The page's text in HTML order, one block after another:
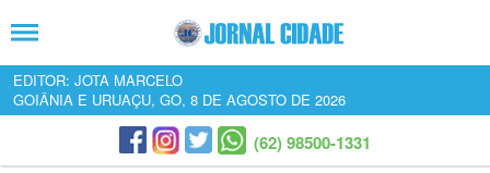
EDITOR: JOTA MARCELO
GOIÂNIA E URUAÇU, GO, 8 DE AGOSTO DE 2026
(62) 98500-1331